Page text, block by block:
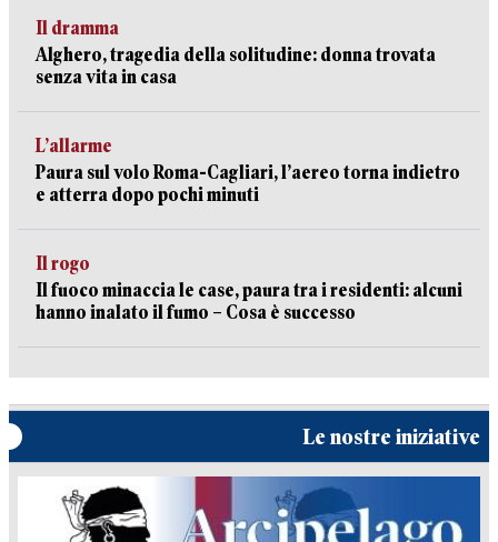
Il dramma
Alghero, tragedia della solitudine: donna trovata
senza vita in casa
L’allarme
Paura sul volo Roma-Cagliari, l’aereo torna indietro
e atterra dopo pochi minuti
Il rogo
Il fuoco minaccia le case, paura tra i residenti: alcuni
hanno inalato il fumo – Cosa è successo
Le nostre iniziative